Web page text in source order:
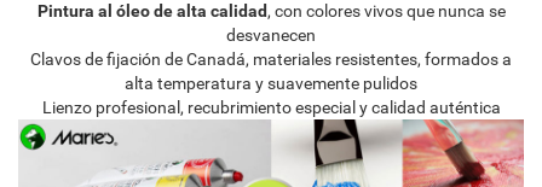
Pintura al óleo de alta calidad, con colores vivos que nunca se
desvanecen
Clavos de fijación de Canadá, materiales resistentes, formados a
alta temperatura y suavemente pulidos
Lienzo profesional, recubrimiento especial y calidad auténtica